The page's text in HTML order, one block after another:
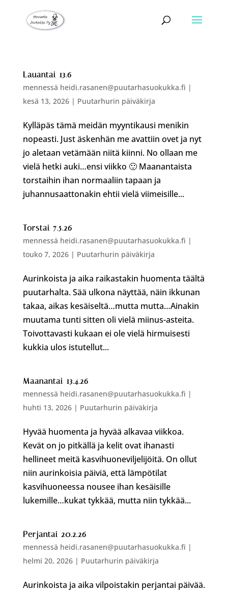
Lauantai 13.6
mennessä heidi.rasanen@puutarhasuokukka.fi |
kesä 13, 2026| Puutarhurin päiväkirja
Kylläpäs tämä meidän myyntikausi menikin
nopeasti. Just äskenhän me avattiin ovet ja nyt
jo aletaan vetämään niitä kiinni. No ollaan me
vielä hetki auki…ensi viikko 🙂 Maanantaista
torstaihin ihan normaaliin tapaan ja
juhannusaattonakin ehtii vielä viimeisille...
Torstai 7.5.26
mennessä heidi.rasanen@puutarhasuokukka.fi |
touko 7, 2026| Puutarhurin päiväkirja
Aurinkoista ja aika raikastakin huomenta täältä
puutarhalta. Sää ulkona näyttää, näin ikkunan
takaa, aikas kesäiseltä…mutta mutta…Ainakin
muutama tunti sitten oli vielä miinus-asteita.
Toivottavasti kukaan ei ole vielä hirmuisesti
kukkia ulos istutellut...
Maanantai 13.4.26
mennessä heidi.rasanen@puutarhasuokukka.fi |
huhti 13, 2026| Puutarhurin päiväkirja
Hyvää huomenta ja hyvää alkavaa viikkoa.
Kevät on jo pitkällä ja kelit ovat ihanasti
hellineet meitä kasvihuoneviljelijöitä. On ollut
niin aurinkoisia päiviä, että lämpötilat
kasvihuoneessa nousee ihan kesäisille
lukemille…kukat tykkää, mutta niin tykkää...
Perjantai 20.2.26
mennessä heidi.rasanen@puutarhasuokukka.fi |
helmi 20, 2026| Puutarhurin päiväkirja
Aurinkoista ja aika vilpoistakin perjantai päivää.